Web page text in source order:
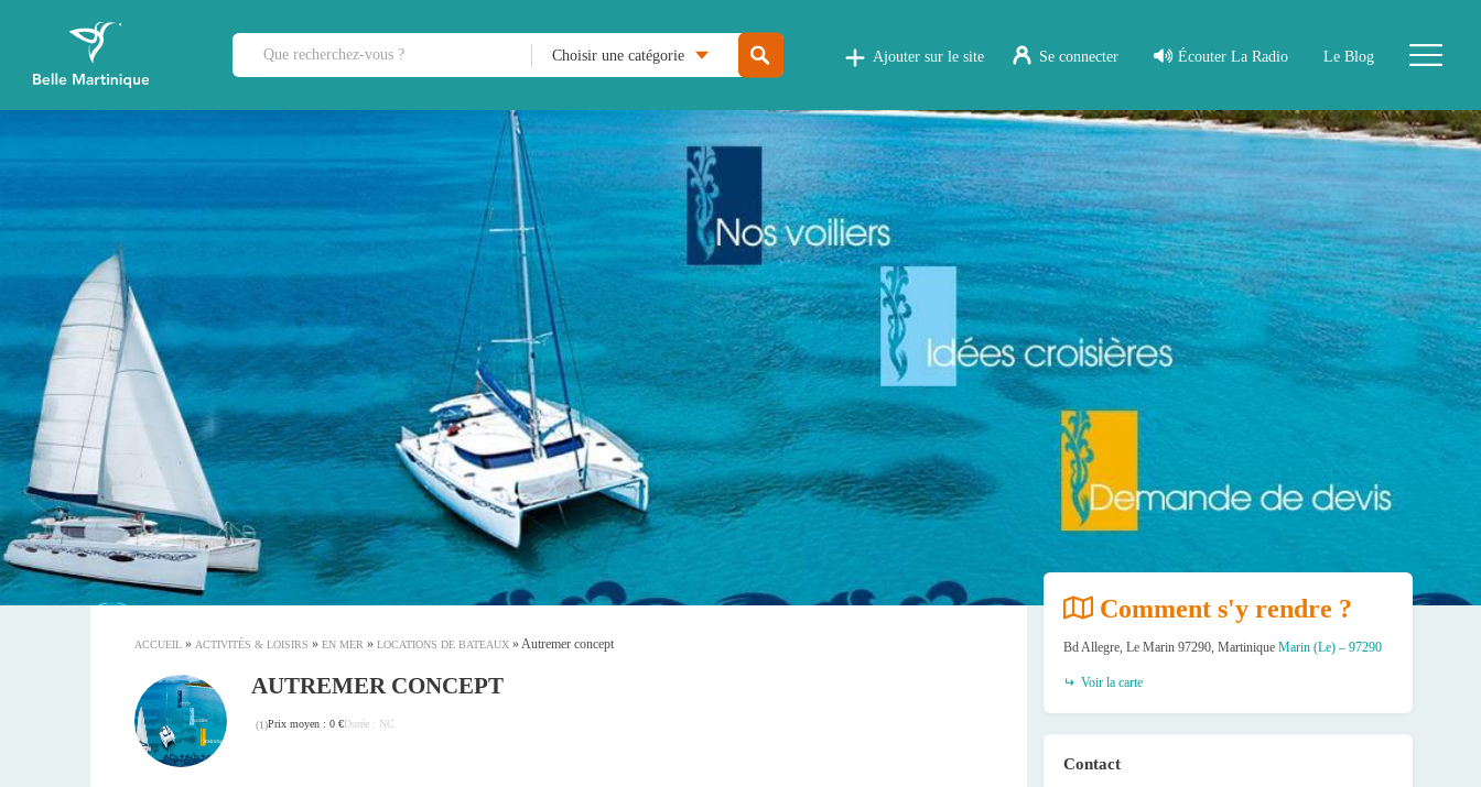
Choisir une catégorie Ajouter sur le site Se connecter Écouter La Radio Le Blog
ACCUEIL » ACTIVITÉS & LOISIRS » EN MER » LOCATIONS DE BATEAUX »Autremer concept
AUTREMER CONCEPT
(1)Prix moyen : 0 €Durée : NC
Comment s'y rendre ?
Bd Allegre, Le Marin 97290, Martinique Marin (Le) – 97290
Voir la carte
Contact